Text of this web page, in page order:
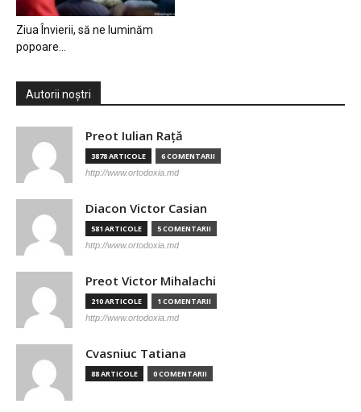
Ziua Învierii, să ne luminăm
popoare…
Autorii noștri
Preot Iulian Raţă
3878 ARTICOLE 6 COMENTARII
http://www.ortodoxia.md
Diacon Victor Casian
581 ARTICOLE 5 COMENTARII
http://www.ortodoxia.md
Preot Victor Mihalachi
210 ARTICOLE 1 COMENTARII
http://www.ortodoxia.md
Cvasniuc Tatiana
88 ARTICOLE 0 COMENTARII